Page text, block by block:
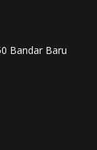
Bandar Baru